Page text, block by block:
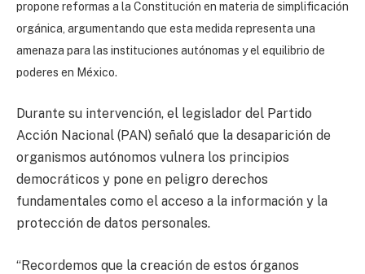
propone reformas a la Constitución en materia de simplificación
orgánica, argumentando que esta medida representa una
amenaza para las instituciones autónomas y el equilibrio de
poderes en México.
Durante su intervención, el legislador del Partido
Acción Nacional (PAN) señaló que la desaparición de
organismos autónomos vulnera los principios
democráticos y pone en peligro derechos
fundamentales como el acceso a la información y la
protección de datos personales.
“Recordemos que la creación de estos órganos